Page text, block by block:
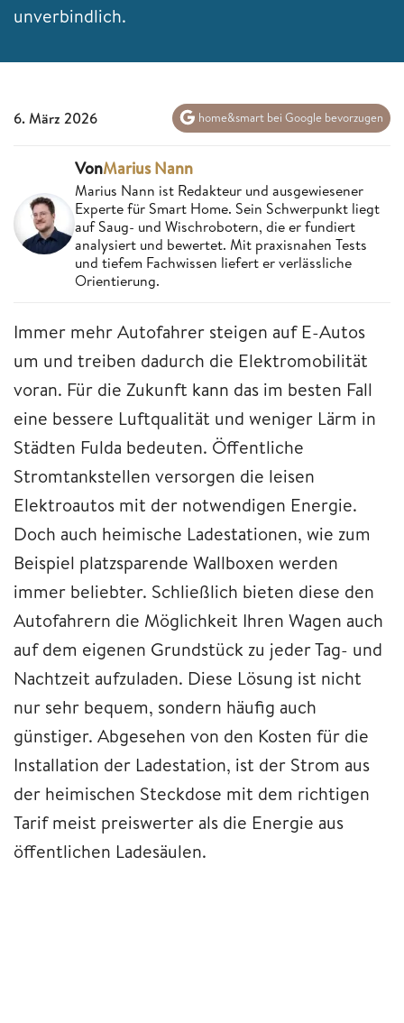
unverbindlich.
6. März 2026 home&smart bei Google bevorzugen
VonMarius Nann
Marius Nann ist Redakteur und ausgewiesener
Experte für Smart Home. Sein Schwerpunkt liegt
auf Saug- und Wischrobotern, die er fundiert
analysiert und bewertet. Mit praxisnahen Tests
und tiefem Fachwissen liefert er verlässliche
Orientierung.
Immer mehr Autofahrer steigen auf E-Autos
um und treiben dadurch die Elektromobilität
voran. Für die Zukunft kann das im besten Fall
eine bessere Luftqualität und weniger Lärm in
Städten Fulda bedeuten. Öffentliche
Stromtankstellen versorgen die leisen
Elektroautos mit der notwendigen Energie.
Doch auch heimische Ladestationen, wie zum
Beispiel platzsparende Wallboxen werden
immer beliebter. Schließlich bieten diese den
Autofahrern die Möglichkeit Ihren Wagen auch
auf dem eigenen Grundstück zu jeder Tag- und
Nachtzeit aufzuladen. Diese Lösung ist nicht
nur sehr bequem, sondern häufig auch
günstiger. Abgesehen von den Kosten für die
Installation der Ladestation, ist der Strom aus
der heimischen Steckdose mit dem richtigen
Tarif meist preiswerter als die Energie aus
öffentlichen Ladesäulen.